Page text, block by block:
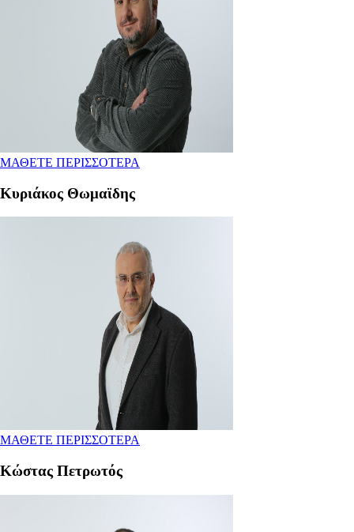
ΜΑΘΕΤΕ ΠΕΡΙΣΣΟΤΕΡΑ
Κυριάκος Θωμαϊδης
ΜΑΘΕΤΕ ΠΕΡΙΣΣΟΤΕΡΑ
Κώστας Πετρωτός